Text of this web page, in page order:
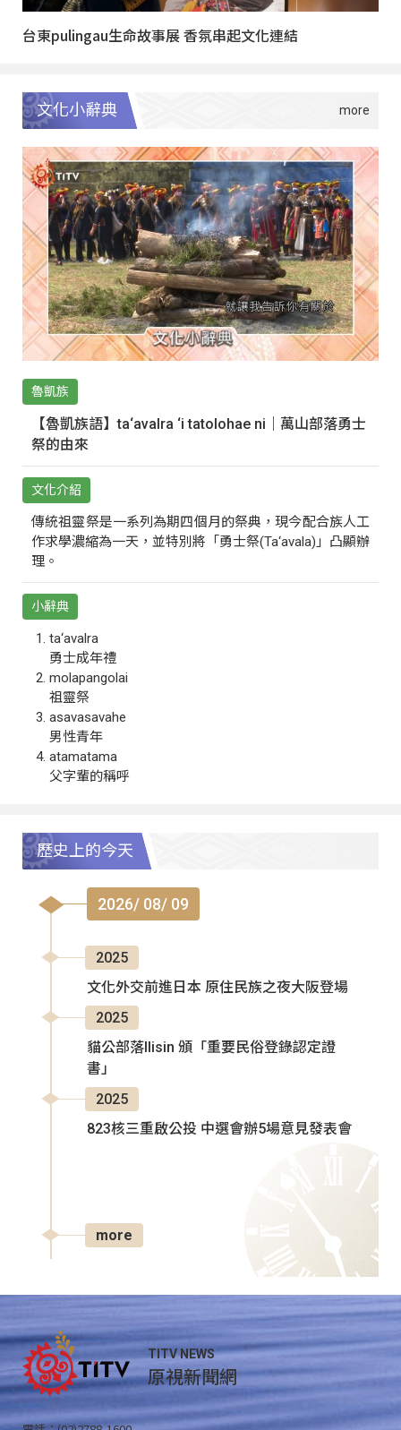
台東pulingau生命故事展 香氛串起文化連結
文化小辭典
魯凱族
【魯凱族語】ta‘avalra ‘i tatolohae ni｜萬山部落勇士
祭的由來
文化介紹
傳統祖靈祭是一系列為期四個月的祭典，現今配合族人工
作求學濃縮為一天，並特別將「勇士祭(Ta‘avala)」凸顯辦
理。
小辭典
ta‘avalra
勇士成年禮
molapangolai
祖靈祭
asavasavahe
男性青年
atamatama
父字輩的稱呼
歷史上的今天
2026/ 08/ 09
2025
文化外交前進日本 原住民族之夜大阪登場
2025
貓公部落Ilisin 頒「重要民俗登錄認定證
書」
2025
823核三重啟公投 中選會辦5場意見發表會
more
TITV NEWS
原視新聞網